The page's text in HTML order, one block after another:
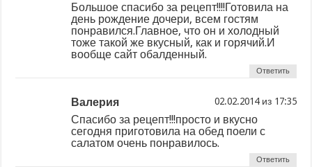
Большое спасибо за рецепт!!!!Готовила на
день рождение дочери, всем гостям
понравился.Главное, что он и холодный
тоже такой же вкусный, как и горячий.И
вообще сайт обалденный.
Ответить
Валерия из
Спасибо за рецепт!!!просто и вкусно
сегодня приготовила на обед поели с
салатом очень понравилось.
Ответить